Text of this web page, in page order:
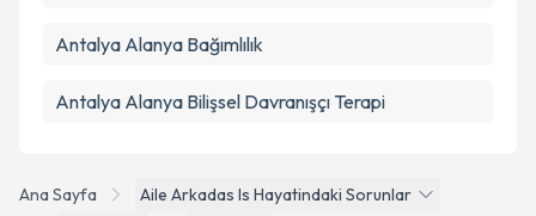
Ana Sayfa
Aile Arkadas Is Hayatindaki Sorunlar
Antalya Alanya Bağımlılık
Antalya Alanya Bilişsel Davranışçı Terapi